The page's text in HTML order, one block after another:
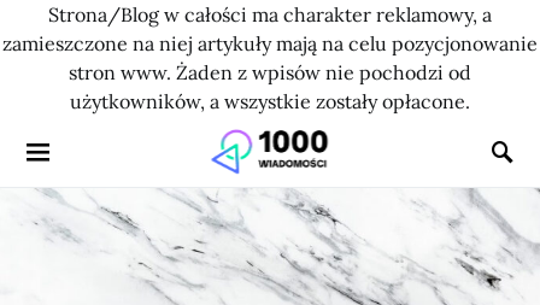
Strona/Blog w całości ma charakter reklamowy, a
zamieszczone na niej artykuły mają na celu pozycjonowanie
stron www. Żaden z wpisów nie pochodzi od
użytkowników, a wszystkie zostały opłacone.